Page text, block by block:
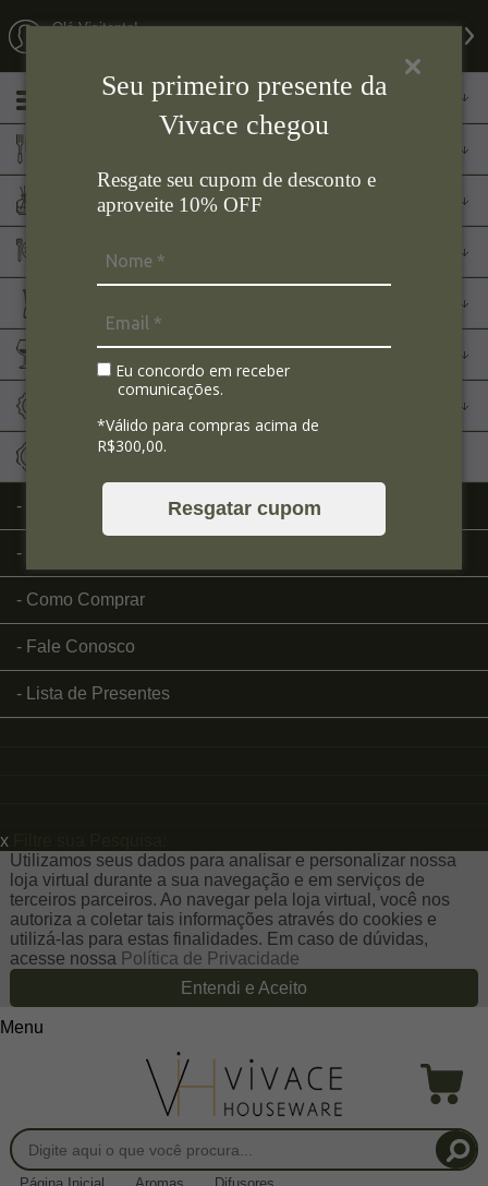
Seu primeiro presente da
Vivace chegou
Resgate seu cupom de desconto e
aproveite 10% OFF
Eu concordo em receber
comunicações.
*Válido para compras acima de
R$300,00.
Resgatar cupom
Olá Visitante!
Aromas
Mesa Posta
Como Comprar
Fale Conosco
Lista de Presentes
x
Utilizamos seus dados para analisar e personalizar nossa
loja virtual durante a sua navegação e em serviços de
terceiros parceiros. Ao navegar pela loja virtual, você nos
autoriza a coletar tais informações através do cookies e
utilizá-las para estas finalidades. Em caso de dúvidas,
acesse nossa Política de Privacidade
Entendi e Aceito
Menu